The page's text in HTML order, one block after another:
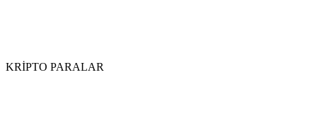
KRİPTO PARALAR